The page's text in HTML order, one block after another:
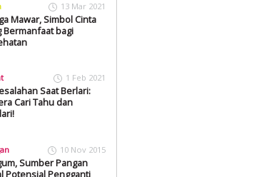
13 Mar 2021
Mawar, Simbol Cinta
Bermanfaat bagi
1 Feb 2021
Saat Berlari:
Cari Tahu dan
10 Nov 2015
Sumber Pangan
Potensial Pengganti